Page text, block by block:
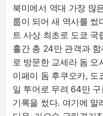
북미에서 역대 가장 많
룹이 되어 새 역사를 썼
트 사상 최초로 도쿄
흘간 총 24만 관객과
로 방문한 교세라 돔 오
이페이 돔 후쿠오카, 도
일 투어로 무려 64만
기록을 썼다. 여기에 말